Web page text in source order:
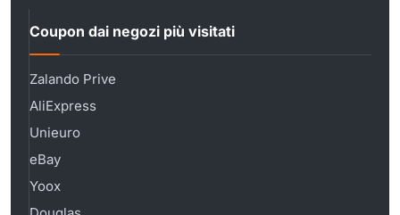
Coupon dai negozi più visitati
Zalando Prive
AliExpress
Unieuro
eBay
Yoox